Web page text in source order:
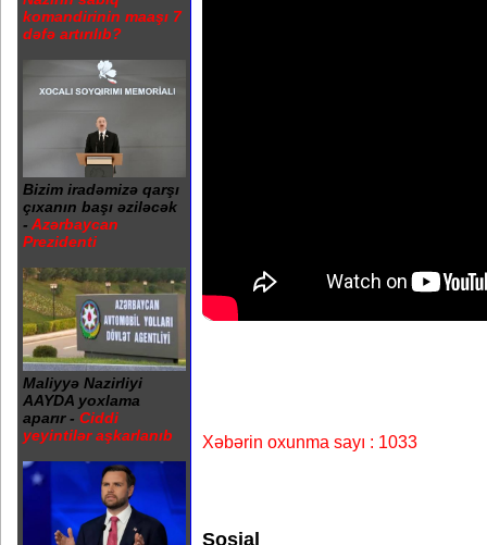
komandirinin maaşı 7
dəfə artırılıb?
Bizim iradəmizə qarşı
çıxanın başı əziləcək
- Azərbaycan
Prezidenti
Maliyyə Nazirliyi
AAYDA yoxlama
aparır - Ciddi
yeyintilər aşkarlanıb
Xəbərin oxunma sayı : 1033
Sosial